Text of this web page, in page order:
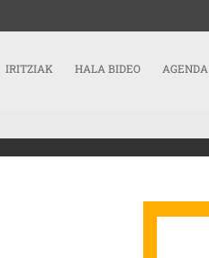
IRITZIAK HALA BIDEO AGENDA
· 2025.11.17 SARRERAN